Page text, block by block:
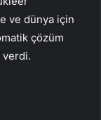
ve dünya için
çözüm
verdi.